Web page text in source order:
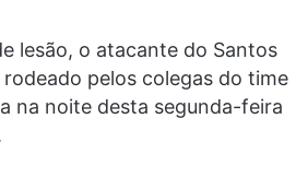
lesão, o atacante do Santos
pelos colegas do time
na noite desta segunda-feira